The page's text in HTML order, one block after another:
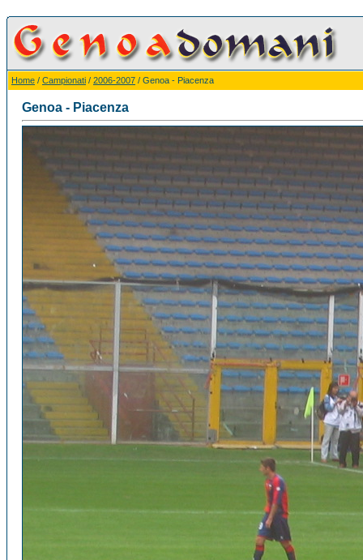
Home / Campionati / 2006-2007 / Genoa - Piacenza
Genoa - Piacenza